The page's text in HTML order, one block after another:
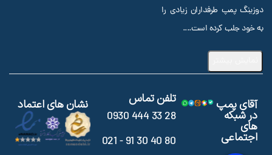
دوزینگ پمپ طرفداران زیادی را
به خود جلب کرده است....
آقای پمپ
در شبکه
های
اجتماعی
تلفن تماس
28 33 444 0930
80 40 30 91 - 021
نشان های اعتماد